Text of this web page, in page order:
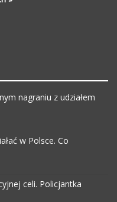
nagraniu z udziałem
w Polsce. Co
celi. Policjantka